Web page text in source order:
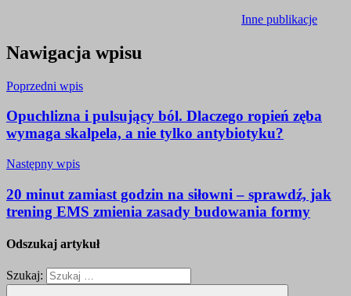
Inne publikacje
Nawigacja wpisu
Poprzedni wpis
Opuchlizna i pulsujący ból. Dlaczego ropień zęba
wymaga skalpela, a nie tylko antybiotyku?
Następny wpis
20 minut zamiast godzin na siłowni – sprawdź, jak
trening EMS zmienia zasady budowania formy
Odszukaj artykuł
Szukaj: